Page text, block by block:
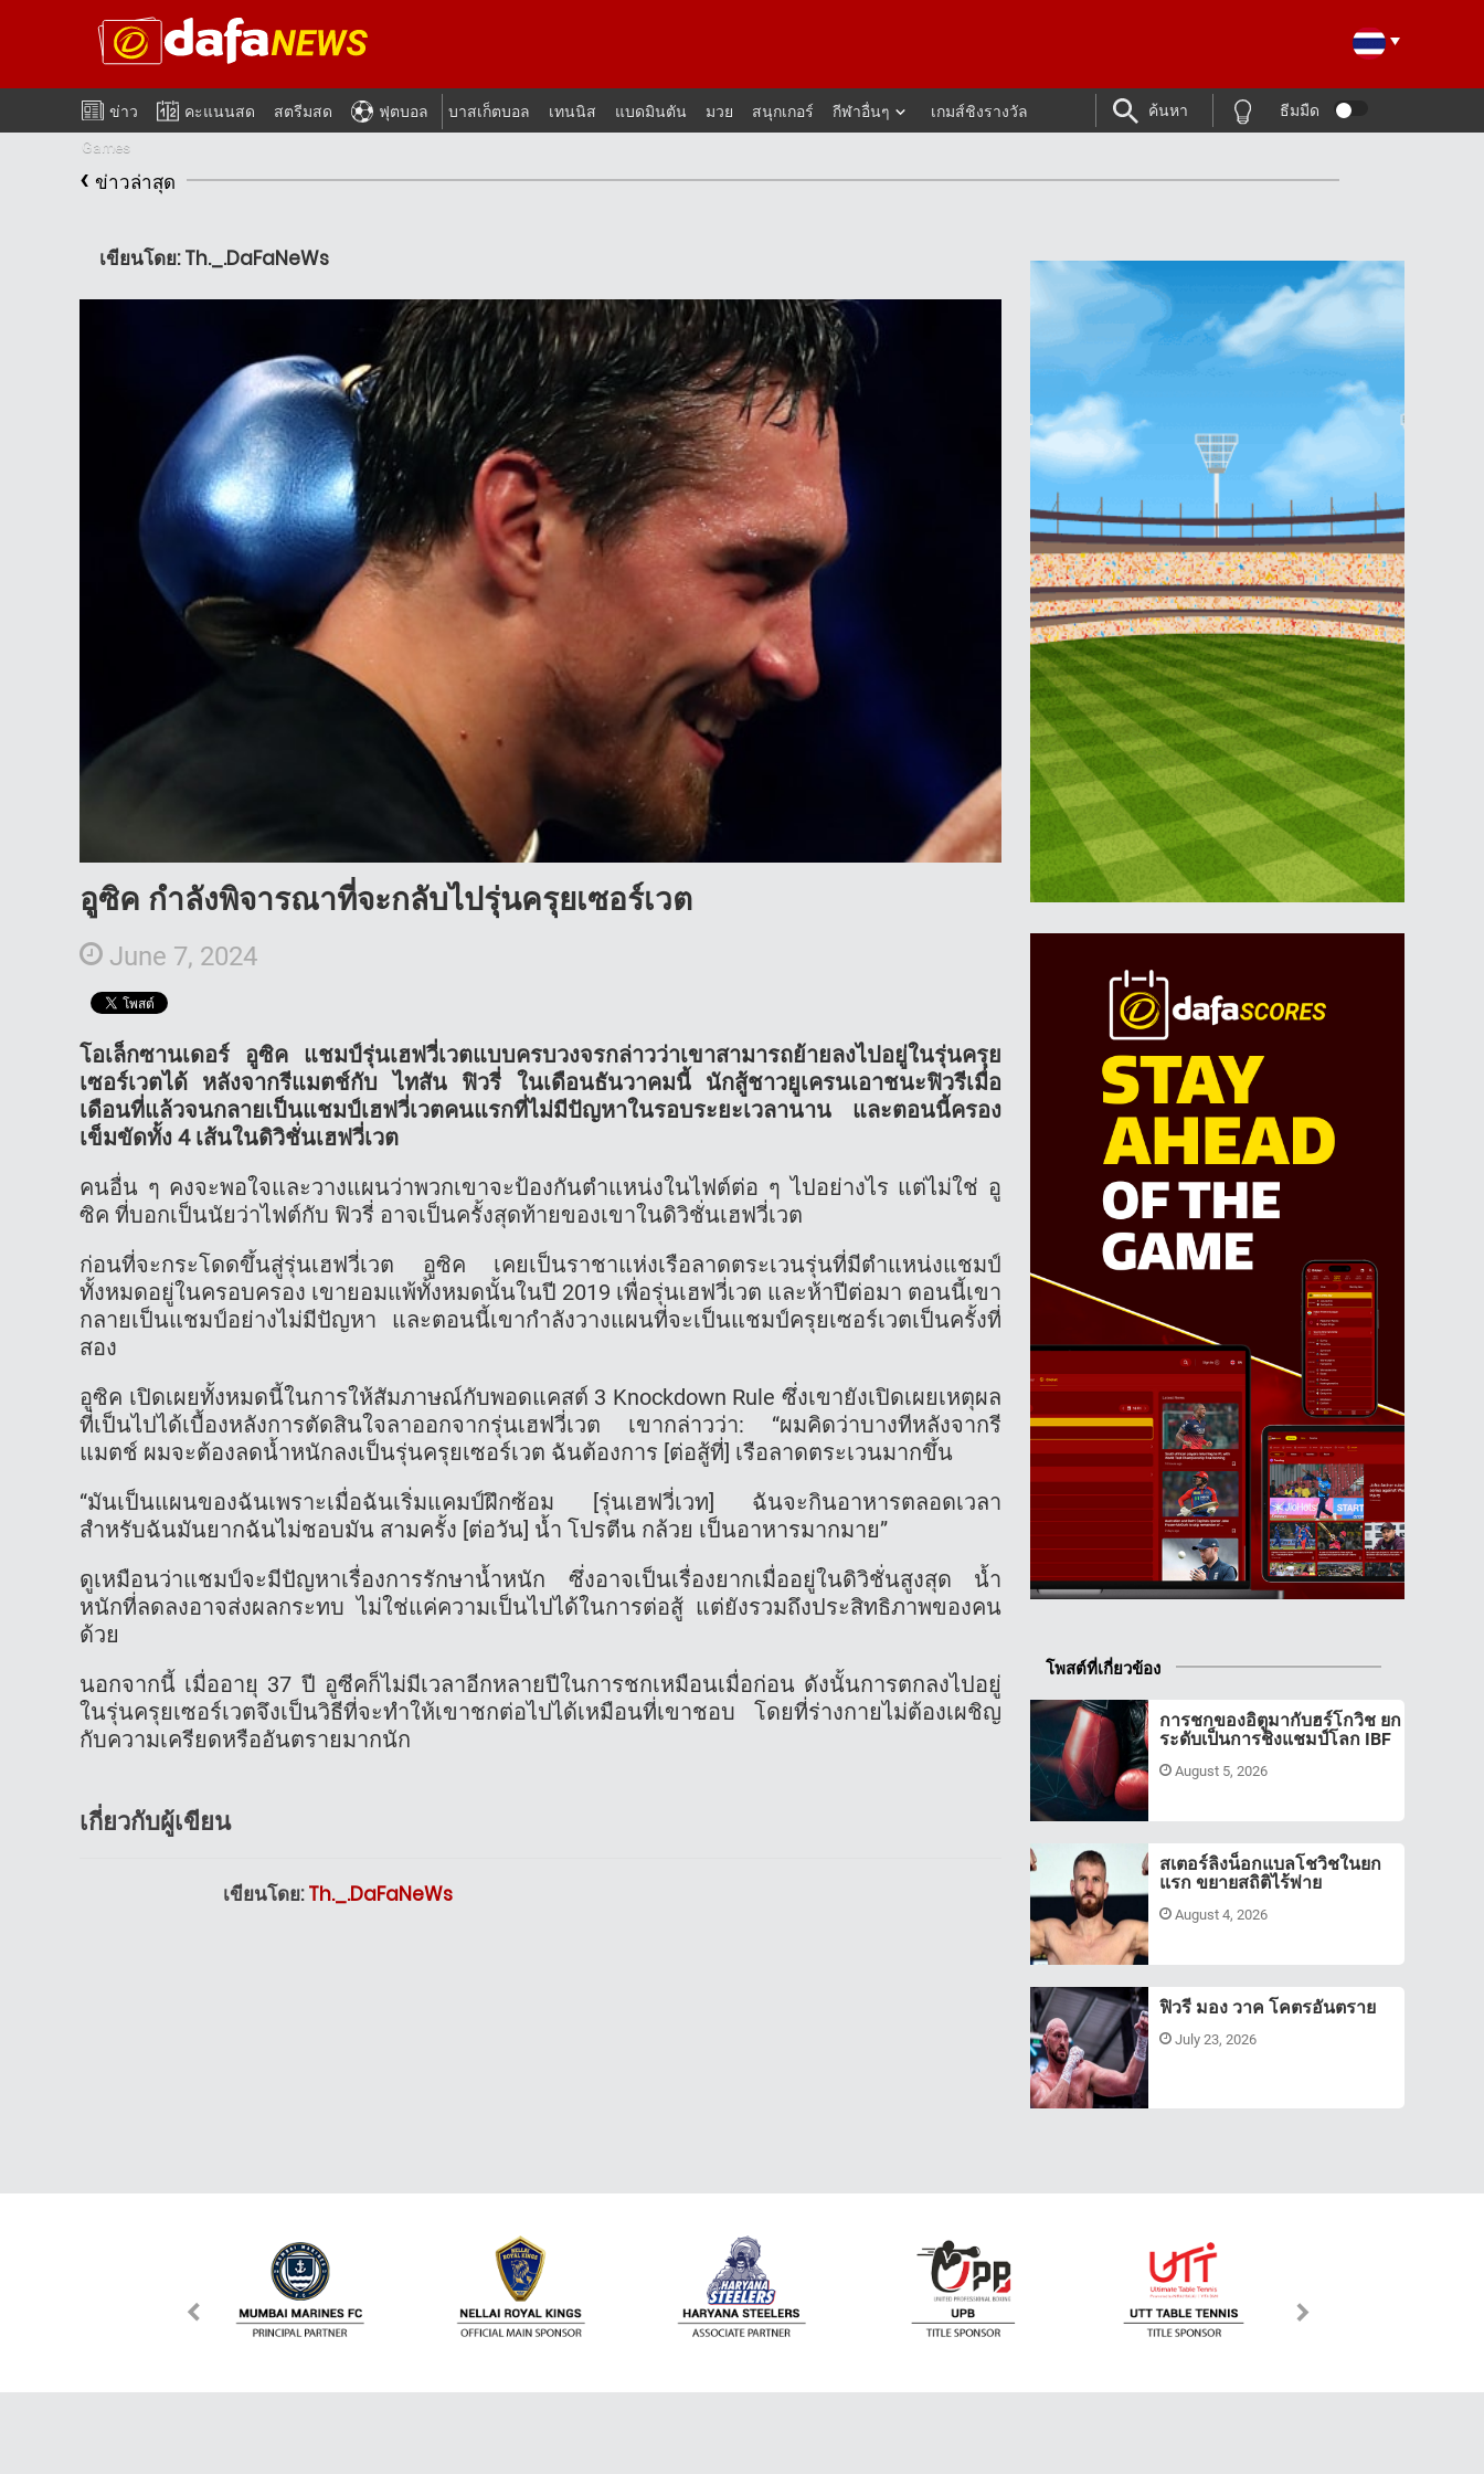
ข่าว คะแนนสด สตรีมสด ฟุตบอล บาสเก็ตบอล เทนนิส แบดมินตัน มวย สนุกเกอร์ กีฬาอื่นๆ
เกมส์ชิงรางวัล
Games
ค้นหา ธีมมืด
‹ ข่าวล่าสุด
เขียนโดย: Th._.DaFaNeWs
อูซิค กำลังพิจารณาที่จะกลับไปรุ่นครุยเซอร์เวต
June 7, 2024
โอเล็กซานเดอร์ อูซิค แชมป์รุ่นเฮฟวี่เวตแบบครบวงจรกล่าวว่าเขาสามารถย้ายลงไปอยู่ในรุ่นครุย
เซอร์เวตได้ หลังจากรีแมตช์กับ ไทสัน ฟิวรี่ ในเดือนธันวาคมนี้ นักสู้ชาวยูเครนเอาชนะฟิวรีเมื่อ
เดือนที่แล้วจนกลายเป็นแชมป์เฮฟวี่เวตคนแรกที่ไม่มีปัญหาในรอบระยะเวลานาน และตอนนี้ครอง
เข็มขัดทั้ง 4 เส้นในดิวิชั่นเฮฟวี่เวต
คนอื่น ๆ คงจะพอใจและวางแผนว่าพวกเขาจะป้องกันตำแหน่งในไฟต์ต่อ ๆ ไปอย่างไร แต่ไม่ใช่ อู
ซิค ที่บอกเป็นนัยว่าไฟต์กับ ฟิวรี่ อาจเป็นครั้งสุดท้ายของเขาในดิวิชั่นเฮฟวี่เวต
ก่อนที่จะกระโดดขึ้นสู่รุ่นเฮฟวี่เวต อูซิค เคยเป็นราชาแห่งเรือลาดตระเวนรุ่นที่มีตำแหน่งแชมป์
ทั้งหมดอยู่ในครอบครอง เขายอมแพ้ทั้งหมดนั้นในปี 2019 เพื่อรุ่นเฮฟวี่เวต และห้าปีต่อมา ตอนนี้เขา
กลายเป็นแชมป์อย่างไม่มีปัญหา และตอนนี้เขากำลังวางแผนที่จะเป็นแชมป์ครุยเซอร์เวตเป็นครั้งที่
สอง
อูซิค เปิดเผยทั้งหมดนี้ในการให้สัมภาษณ์กับพอดแคสต์ 3 Knockdown Rule ซึ่งเขายังเปิดเผยเหตุผล
ที่เป็นไปได้เบื้องหลังการตัดสินใจลาออกจากรุ่นเฮฟวี่เวต เขากล่าวว่า: “ผมคิดว่าบางทีหลังจากรี
แมตช์ ผมจะต้องลดน้ำหนักลงเป็นรุ่นครุยเซอร์เวต ฉันต้องการ [ต่อสู้ที่] เรือลาดตระเวนมากขึ้น
“มันเป็นแผนของฉันเพราะเมื่อฉันเริ่มแคมป์ฝึกซ้อม [รุ่นเฮฟวี่เวท] ฉันจะกินอาหารตลอดเวลา
สำหรับฉันมันยากฉันไม่ชอบมัน สามครั้ง [ต่อวัน] น้ำ โปรตีน กล้วย เป็นอาหารมากมาย”
ดูเหมือนว่าแชมป์จะมีปัญหาเรื่องการรักษาน้ำหนัก ซึ่งอาจเป็นเรื่องยากเมื่ออยู่ในดิวิชั่นสูงสุด น้ำ
หนักที่ลดลงอาจส่งผลกระทบ ไม่ใช่แค่ความเป็นไปได้ในการต่อสู้ แต่ยังรวมถึงประสิทธิภาพของคน
ด้วย
นอกจากนี้ เมื่ออายุ 37 ปี อูซีคก็ไม่มีเวลาอีกหลายปีในการชกเหมือนเมื่อก่อน ดังนั้นการตกลงไปอยู่
ในรุ่นครุยเซอร์เวตจึงเป็นวิธีที่จะทำให้เขาชกต่อไปได้เหมือนที่เขาชอบ โดยที่ร่างกายไม่ต้องเผชิญ
กับความเครียดหรืออันตรายมากนัก
เกี่ยวกับผู้เขียน
เขียนโดย:Th._.DaFaNeWs
โพสต์ที่เกี่ยวข้อง
การชกของอิตูมากับฮร์โกวิช ยก
ระดับเป็นการชิงแชมป์โลก IBF
August 5, 2026
สเตอร์ลิงน็อกแบลโชวิชในยก
แรก ขยายสถิติไร้พ่าย
August 4, 2026
ฟิวรี มอง วาค โคตรอันตราย
July 23, 2026